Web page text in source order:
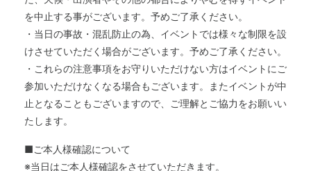
を中止する事がございます。予めご了承ください。
・当日の事故・混乱防止の為、イベントでは様々な制限を設
けさせていただく場合がございます。予めご了承ください。
・これらの注意事項をお守りいただけない方はイベントにご
参加いただけなくなる場合もございます。またイベントが中
止となることもございますので、ご理解とご協力をお願いい
たします。
■ご本人様確認について
※当日はご本人様確認をさせていただきます。